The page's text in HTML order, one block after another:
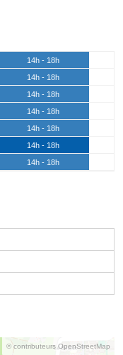
14h - 18h
14h - 18h
14h - 18h
14h - 18h
14h - 18h
14h - 18h
14h - 18h
© contributeurs OpenStreetMap